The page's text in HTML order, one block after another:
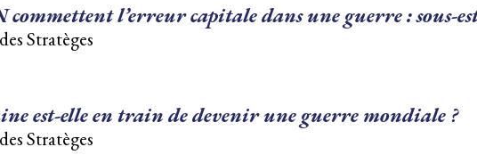
commettent l’erreur capitale dans une guerre : sous-
Stratèges
est-elle en train de devenir une guerre mondiale ?
Stratèges